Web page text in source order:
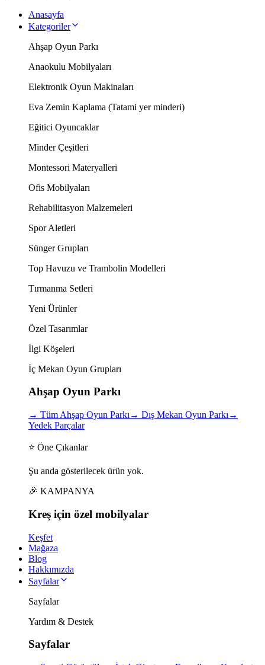
Anasayfa
Kategoriler
Ahşap Oyun Parkı
Anaokulu Mobilyaları
Elektronik Oyun Makinaları
Eva Zemin Kaplama (Tatami yer minderi)
Eğitici Oyuncaklar
Minder Çeşitleri
Montessori Materyalleri
Ofis Mobilyaları
Rehabilitasyon Malzemeleri
Spor Aletleri
Sünger Grupları
Top Havuzu ve Trambolin Modelleri
Tırmanma Setleri
Yeni Ürünler
Özel Tasarımlar
İlgi Köşeleri
İç Mekan Oyun Grupları
Ahşap Oyun Parkı
→ Tüm Ahşap Oyun Parkı → Dış Mekan Oyun Parkı →
Yedek Parçalar
⭐ Öne Çıkanlar
Şu anda gösterilecek ürün yok.
🎉 KAMPANYA
Kreş için özel mobilyalar
Keşfet
Mağaza
Blog
Hakkımızda
Sayfalar
Sayfalar
Yardım & Destek
Sayfalar